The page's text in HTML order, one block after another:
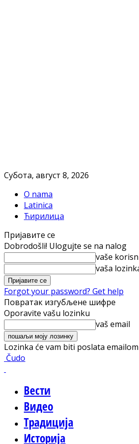
Субота, август 8, 2026
O nama
Latinica
Ћирилица
Пријавите се
Dobrodošli! Ulogujte se na nalog
vaše
vaša
Forgot your password? Get help
Повратак изгубљене шифре
Oporavite vašu lozinku
vaš email
Lozinka će vam biti poslata emailom
Čudo
Вести
Видео
Традиција
Историја